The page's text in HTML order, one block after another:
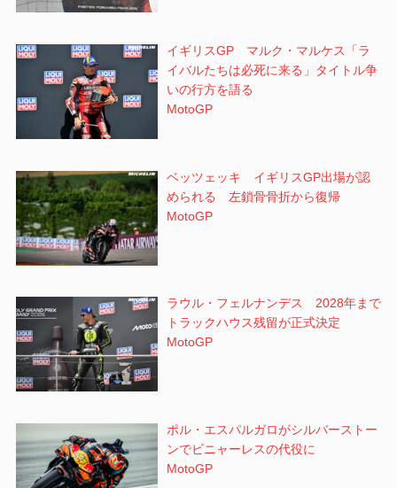
イギリスGP マルク・マルケス「ラ
イバルたちは必死に来る」タイトル争
いの行方を語る
MotoGP
ベッツェッキ イギリスGP出場が認
められる 左鎖骨骨折から復帰
MotoGP
ラウル・フェルナンデス 2028年まで
トラックハウス残留が正式決定
MotoGP
ポル・エスパルガロがシルバーストー
ンでビニャーレスの代役に
MotoGP